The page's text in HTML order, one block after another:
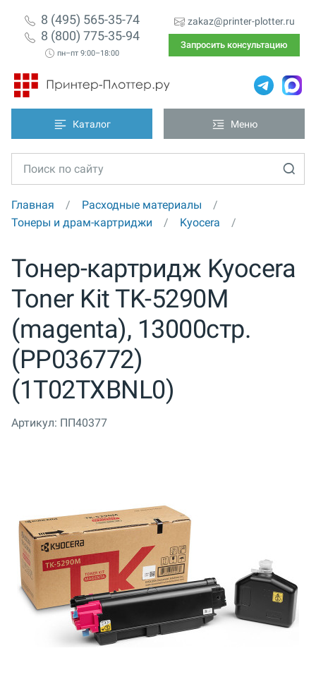
8 (495) 565-35-74
8 (800) 775-35-94
пн–пт 9:00–18:00
zakaz@printer-plotter.ru
Запросить консультацию
Каталог Меню
Главная
Расходные материалы
Тонеры и драм-картриджи
Kyocera
Тонер-картридж Kyocera
Toner Kit TK-5290M
(magenta), 13000стр.
(PP036772)
(1T02TXBNL0)
Артикул: ПП40377